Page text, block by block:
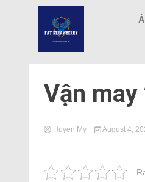
Vận
Huyen My August 4,